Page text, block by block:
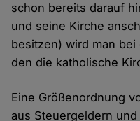
schon bereits darauf
und seine Kirche
besitzen) wird man
den die katholische
Eine Größenordnung
aus Steuergeldern